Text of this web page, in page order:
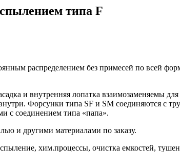
типа F
распределением без примесей по всей
и внутренняя лопатка взаимозаменяемы
Форсунки типа SF и SM соединяются с
с соединением типа «папа».
и другими материалами по заказу.
хим.процессы, очистка емкостей,